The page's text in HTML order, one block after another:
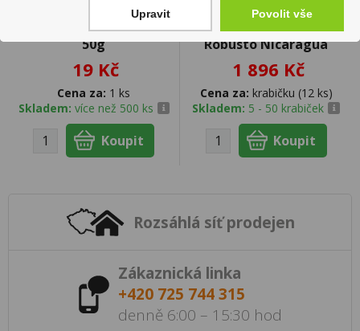
Kinder Chocolate T4
50g
19 Kč
Cena za: 1 ks
Skladem: více než 500 ks
Casa Turrent Origins
Robusto Nicaragua
1 896 Kč
Cena za: krabičku (12 ks)
Skladem: 5 - 50 krabiček
Rozsáhlá síť prodejen
Zákaznická linka
+420 725 744 315
denně 6:00 – 15:30 hod
Upravit Povolit vše